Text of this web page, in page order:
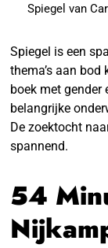
Spiegel van
Spiegel is een
thema’s aan bod
boek met gender
belangrijke
De zoektocht
spannend.
54